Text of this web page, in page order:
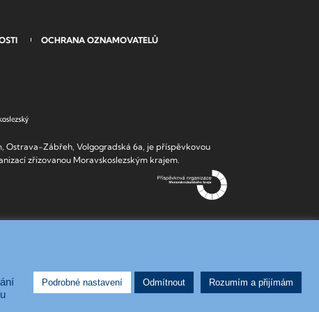
OCHRANA OZNAMOVATELŮ
Ostrava-Zábřeh, Volgogradská 6a, je příspěvkovou
zřizovanou Moravskoslezským krajem.
Podrobné nastavení Odmítnout Rozumím a přijímám